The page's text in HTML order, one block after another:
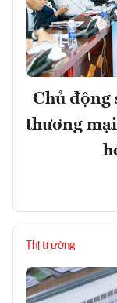
Chủ động
thương
Thị trường